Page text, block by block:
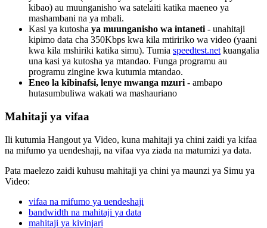
kibao) au muunganisho wa satelaiti katika maeneo ya
mashambani na ya mbali.
Kasi ya kutosha ya muunganisho wa intaneti - unahitaji
kipimo data cha 350Kbps kwa kila mtiririko wa video (yaani
kwa kila mshiriki katika simu). Tumia speedtest.net kuangalia
una kasi ya kutosha ya mtandao. Funga programu au
programu zingine kwa kutumia mtandao.
Eneo la kibinafsi, lenye mwanga mzuri - ambapo
hutasumbuliwa wakati wa mashauriano
Mahitaji ya vifaa
Ili kutumia Hangout ya Video, kuna mahitaji ya chini zaidi ya kifaa
na mifumo ya uendeshaji, na vifaa vya ziada na matumizi ya data.
Pata maelezo zaidi kuhusu mahitaji ya chini ya maunzi ya Simu ya
Video:
vifaa na mifumo ya uendeshaji
bandwidth na mahitaji ya data
mahitaji ya kivinjari